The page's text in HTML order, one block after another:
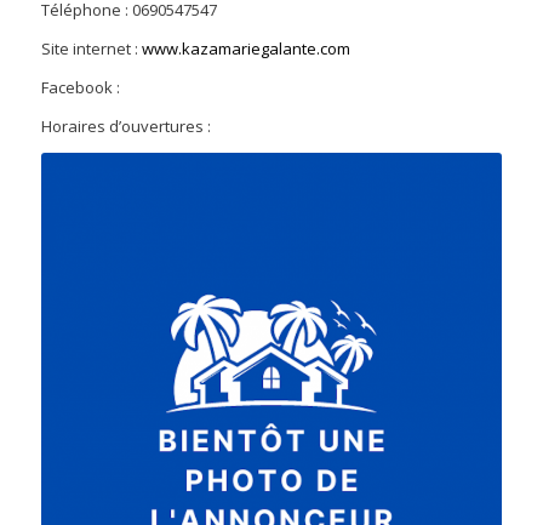
Téléphone : 0690547547
Site internet : www.kazamariegalante.com
Facebook :
Horaires d’ouvertures :